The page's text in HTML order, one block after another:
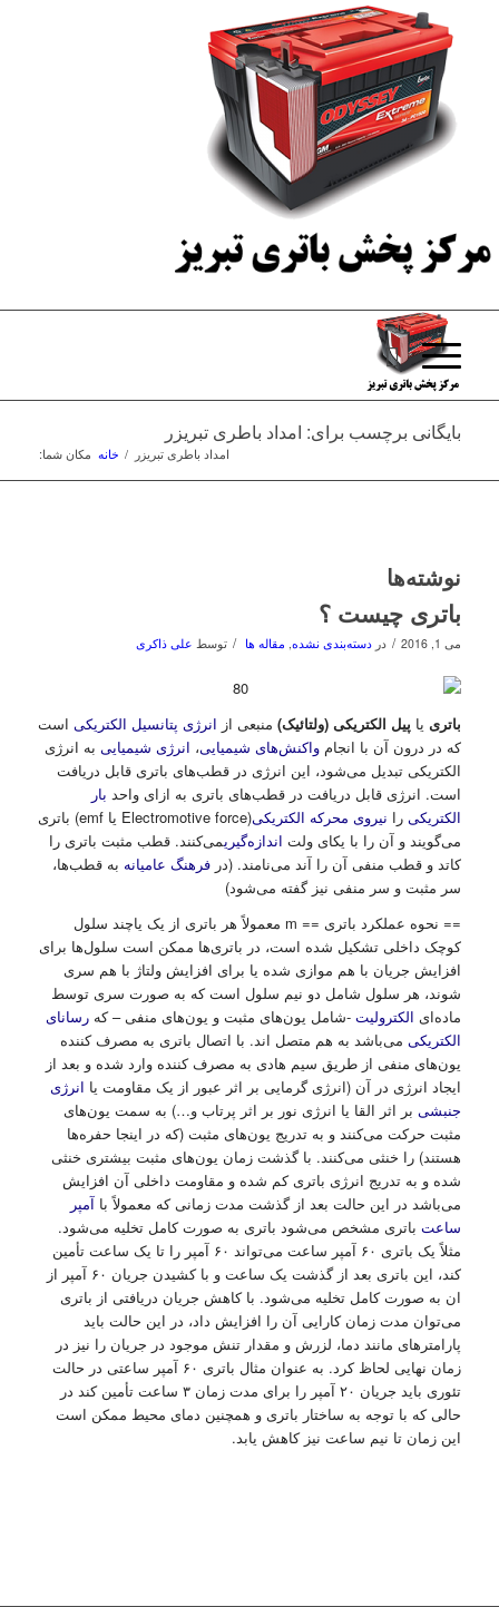
بایگانی برچسب برای: امداد باطری تبریزر
مکان شما: خانه / امداد باطری تبریزر
نوشته‌ها
باتری چیست ؟
می 1, 2016 / در دسته‌بندی نشده, مقاله ها / توسط علی ذاکری
باتری یا پیل الکتریکی (ولتائیک)منبعی از انرژی پتانسیل الکتریکیاست
که در درون آن با انجام واکنش‌های شیمیایی، انرژی شیمیاییبه انرژی
الکتریکی تبدیل می‌شود، این انرژی در قطب‌های باتری قابل دریافت
است. انرژی قابل دریافت در قطب‌های باتری به ازای واحد بار
الکتریکیرا نیروی محرکه الکتریکی
(Electromotive force یا emf) باتری
می‌گویند و آن را با یکای ولت اندازه‌گیریمی‌کنند. قطب مثبت باتری را
کاتد و قطب منفی آن را آند می‌نامند. (در فرهنگ عامیانه به قطب‌ها،
سر مثبت و سر منفی نیز گفته می‌شود)
== نحوه عملکرد باتری == m معمولاً هر باتری از یک یاچند سلول
کوچک داخلی تشکیل شده است، در باتری‌ها ممکن است سلول‌ها برای
افزایش جریان با هم موازی شده یا برای افزایش ولتاژ با هم سری
شوند، هر سلول شامل دو نیم سلول است که به صورت سری توسط
ماده‌ای الکترولیت-شامل یون‌های مثبت و یون‌های منفی – که رسانای
الکتریکیمی‌باشد به هم متصل اند. با اتصال باتری به مصرف کننده
یون‌های منفی از طریق سیم هادی به مصرف کننده وارد شده و بعد از
ایجاد انرژی در آن (انرژی گرمایی بر اثر عبور از یک مقاومت یا انرژی
جنبشیبر اثر القا یا انرژی نور بر اثر پرتاب و…) به سمت یون‌های
مثبت حرکت می‌کنند و به تدریج یون‌های مثبت (که در اینجا حفره‌ها
هستند) را خنثی می‌کنند. با گذشت زمان یون‌های مثبت بیشتری خنثی
شده و به تدریج انرژی باتری کم شده و مقاومت داخلی آن افزایش
می‌باشد در این حالت بعد از گذشت مدت زمانی که معمولاً با آمپر
ساعتباتری مشخص می‌شود باتری به صورت کامل تخلیه می‌شود.
مثلاً یک باتری ۶۰ آمپر ساعت می‌تواند ۶۰ آمپر را تا یک ساعت تأمین
کند، این باتری بعد از گذشت یک ساعت و با کشیدن جریان ۶۰ آمپر از
ان به صورت کامل تخلیه می‌شود. با کاهش جریان دریافتی از باتری
می‌توان مدت زمان کارایی آن را افزایش داد، در این حالت باید
پارامترهای مانند دما، لزرش و مقدار تنش موجود در جریان را نیز در
زمان نهایی لحاظ کرد. به عنوان مثال باتری ۶۰ آمپر ساعتی در حالت
تئوری باید جریان ۲۰ آمپر را برای مدت زمان ۳ ساعت تأمین کند در
حالی که با توجه به ساختار باتری و همچنین دمای محیط ممکن است
این زمان تا نیم ساعت نیز کاهش یابد.